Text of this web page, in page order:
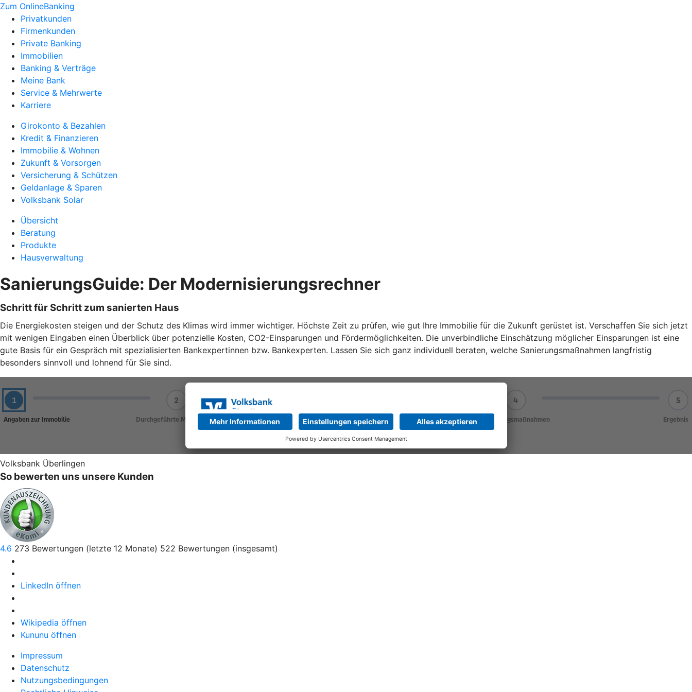
Zum OnlineBanking
Privatkunden
Firmenkunden
Private Banking
Immobilien
Banking & Verträge
Meine Bank
Service & Mehrwerte
Karriere
Girokonto & Bezahlen
Kredit & Finanzieren
Immobilie & Wohnen
Zukunft & Vorsorgen
Versicherung & Schützen
Geldanlage & Sparen
Volksbank Solar
Übersicht
Beratung
Produkte
Hausverwaltung
SanierungsGuide: Der Modernisierungsrechner
Schritt für Schritt zum sanierten Haus
Die Energiekosten steigen und der Schutz des Klimas wird immer wichtiger. Höchste Zeit zu prüfen, wie gut Ihre Immobilie für die Zukunft gerüstet ist. Verschaffen Sie sich jetzt
mit wenigen Eingaben einen Überblick über potenzielle Kosten, CO2-Einsparungen und Fördermöglichkeiten. Die unverbindliche Einschätzung möglicher Einsparungen ist eine
gute Basis für ein Gespräch mit spezialisierten Bankexpertinnen bzw. Bankexperten. Lassen Sie sich ganz individuell beraten, welche Sanierungsmaßnahmen langfristig
besonders sinnvoll und lohnend für Sie sind.
Volksbank Überlingen
So bewerten uns unsere Kunden
4.6 273 Bewertungen (letzte 12 Monate) 522 Bewertungen (insgesamt)
LinkedIn öffnen
Wikipedia öffnen
Kununu öffnen
Impressum
Datenschutz
Nutzungsbedingungen